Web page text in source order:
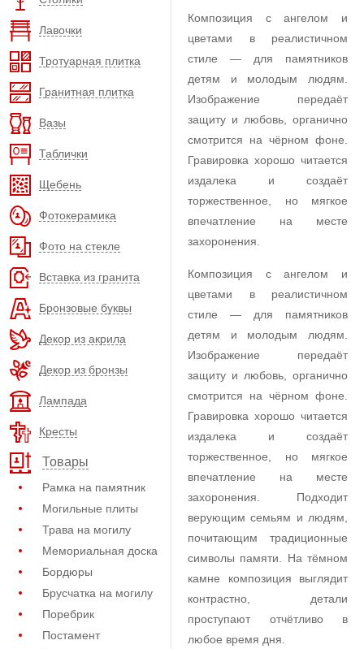
Лавочки
Тротуарная плитка
Гранитная плитка
Вазы
Таблички
Щебень
Фотокерамика
Фото на стекле
Вставка из гранита
Бронзовые буквы
Декор из акрила
Декор из бронзы
Лампада
Кресты
Товары
Рамка на памятник
Могильные плиты
Трава на могилу
Мемориальная доска
Бордюры
Брусчатка на могилу
Поребрик
Постамент
Композиция с ангелом и
цветами в реалистичном
стиле — для памятников
детям и молодым людям.
Изображение передаёт
защиту и любовь, органично
смотрится на чёрном фоне.
Гравировка хорошо читается
издалека и создаёт
торжественное, но мягкое
впечатление на месте
захоронения.
Композиция с ангелом и
цветами в реалистичном
стиле — для памятников
детям и молодым людям.
Изображение передаёт
защиту и любовь, органично
смотрится на чёрном фоне.
Гравировка хорошо читается
издалека и создаёт
торжественное, но мягкое
впечатление на месте
захоронения. Подходит
верующим семьям и людям,
почитающим традиционные
символы памяти. На тёмном
камне композиция выглядит
контрастно, детали
проступают отчётливо в
любое время дня.